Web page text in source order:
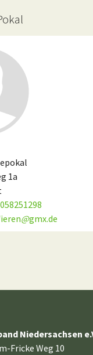
1a
058251298
@gmx.de
Niedersachsen
Fricke Weg 10